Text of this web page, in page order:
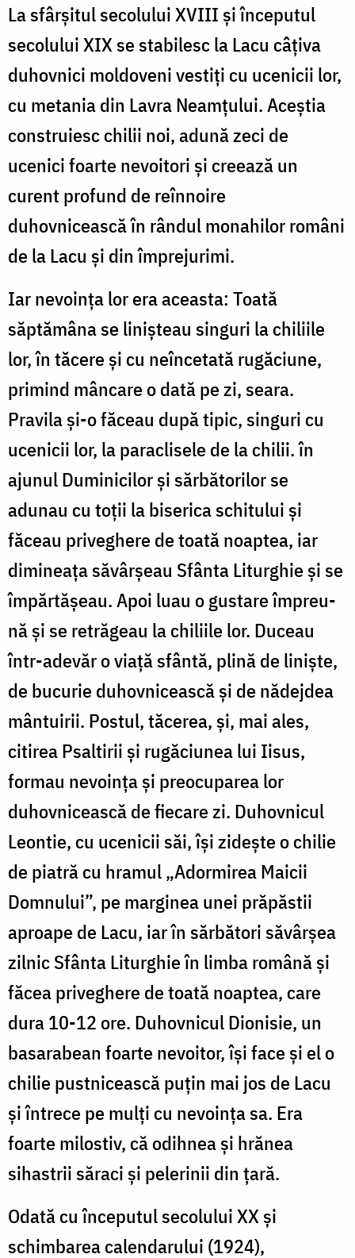
La sfârşitul secolului XVIII şi începutul
secolului XIX se stabilesc la Lacu câţiva
duhovnici moldoveni vestiţi cu ucenicii lor,
cu metania din Lavra Neamţului. Aceştia
construiesc chilii noi, adună zeci de
ucenici foarte nevoitori şi creează un
curent profund de reînnoi­re
duhovnicească în rândul monahilor români
de la Lacu şi din împrejurimi.
Iar nevoinţa lor era aceasta: Toată
săptămâna se linişteau singuri la chiliile
lor, în tăcere şi cu neîncetată rugăciune,
primind mâncare o dată pe zi, seara.
Pravila şi-o făceau după tipic, singuri cu
ucenicii lor, la para­clisele de la chilii. în
ajunul Duminicilor şi sărbătorilor se
adunau cu toţii la biserica schitului şi
făceau prive­ghere de toată noaptea, iar
dimineaţa săvârşeau Sfânta Liturghie şi se
împărtăşeau. Apoi luau o gustare împreu­
nă şi se retrăgeau la chiliile lor. Duceau
într-adevăr o viaţă sfântă, plină de linişte,
de bucurie duhovnicească şi de nădejdea
mântuirii. Postul, tăcerea, şi, mai ales,
citirea Psaltirii şi rugăciunea lui Iisus,
formau nevoinţa şi preocuparea lor
duhovnicească de fiecare zi. Duhov­nicul
Leontie, cu ucenicii săi, îşi zideşte o chilie
de piatră cu hramul „Adormirea Maicii
Domnului”, pe marginea unei prăpăstii
aproape de Lacu, iar în sărbă­tori săvârşea
zilnic Sfânta Liturghie în limba română şi
făcea priveghere de toată noaptea, care
dura 10-12 ore. Duhovnicul Dionisie, un
basarabean foarte nevoitor, îşi face şi el o
chilie pustnicească puţin mai jos de Lacu
şi întrece pe mulţi cu nevoinţa sa. Era
foarte milostiv, că odihnea şi hrănea
sihastrii săraci şi pelerinii din ţară.
Odată cu începutul secolului XX şi
schimbarea calendarului (1924),